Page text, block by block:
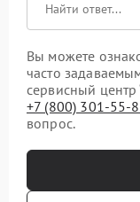
Вы можете
часто
сервисный центр
+7 (800) 301-55-
вопрос.